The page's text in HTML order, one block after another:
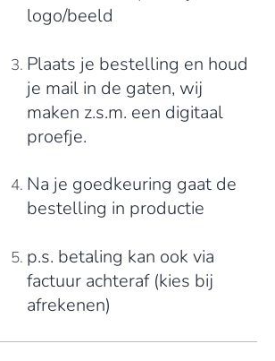
logo/beeld
Plaats je bestelling en houd
je mail in de gaten, wij
maken z.s.m. een digitaal
proefje.
Na je goedkeuring gaat de
bestelling in productie
p.s. betaling kan ook via
factuur achteraf (kies bij
afrekenen)